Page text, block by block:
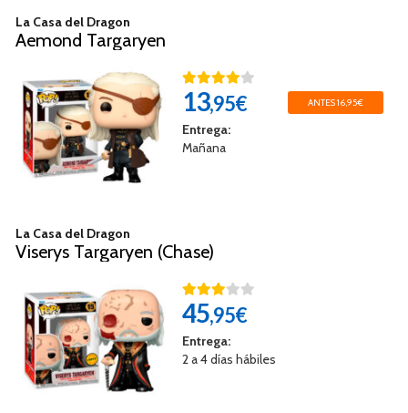
La Casa del Dragon
Aemond Targaryen
13,95€ ANTES 16,95€
Entrega:
Mañana
La Casa del Dragon
Viserys Targaryen (Chase)
45,95€
Entrega:
2 a 4 días hábiles